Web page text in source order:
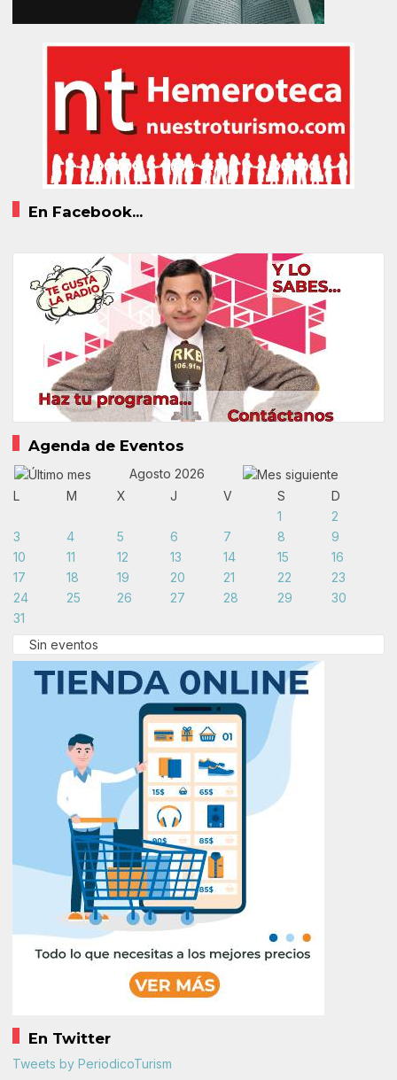
En Facebook...
Agenda de Eventos
Agosto 2026
L
M X J V S
D
1
2
3
4 5 6 7 8
9
10
11 12 13 14 15
16
17
18 19 20 21 22
23
24
25 26 27 28 29
30
31
Sin eventos
En Twitter
Tweets by PeriodicoTurism